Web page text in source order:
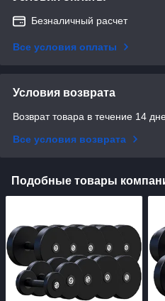
Безналичный расчет
Все условия оплаты
Условия возврата
Возврат товара в течение 14
Все условия возврата
Подобные товары